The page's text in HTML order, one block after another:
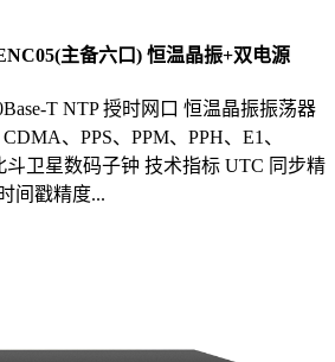
主备六口) 恒温晶振+双电源
T NTP 授时网口 恒温晶振振荡器
、PPS、PPM、PPH、E1、
斗卫星数码子钟 技术指标 UTC 同步精
间戳精度...